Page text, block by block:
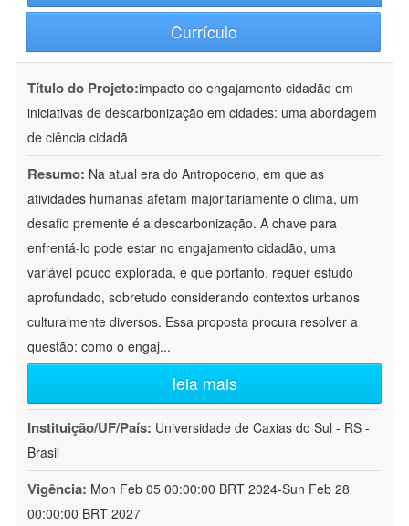
Currículo
Título do Projeto:impacto do engajamento cidadão em
iniciativas de descarbonização em cidades: uma abordagem
de ciência cidadã
Resumo: Na atual era do Antropoceno, em que as
atividades humanas afetam majoritariamente o clima, um
desafio premente é a descarbonização. A chave para
enfrentá-lo pode estar no engajamento cidadão, uma
variável pouco explorada, e que portanto, requer estudo
aprofundado, sobretudo considerando contextos urbanos
culturalmente diversos. Essa proposta procura resolver a
questão: como o engaj...
leia mais
Instituição/UF/País: Universidade de Caxias do Sul - RS -
Brasil
Vigência: Mon Feb 05 00:00:00 BRT 2024-Sun Feb 28
00:00:00 BRT 2027